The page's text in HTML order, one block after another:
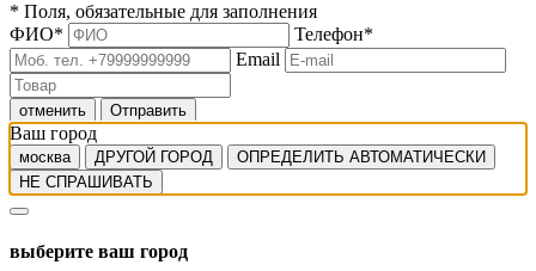
* Поля, обязательные для заполнения
ФИО* Телефон*
Email
отменить Отправить
Ваш город
москва ДРУГОЙ ГОРОД
ОПРЕДЕЛИТЬ АВТОМАТИЧЕСКИ
НЕ СПРАШИВАТЬ
выберите ваш город